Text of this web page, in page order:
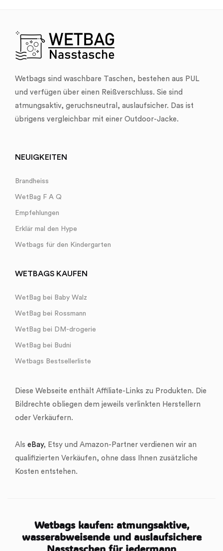
Wetbags sind waschbare Taschen, bestehen aus PUL
und verfügen über einen Reißverschluss. Sie sind
atmungsaktiv, geruchsneutral, auslaufsicher. Das ist
übrigens vergleichbar mit einer Outdoor-Jacke.
NEUIGKEITEN
Brandheiss
WetBag F A Q
Empfehlungen
Erklär mal den Hype
Wetbags für den Kindergarten
WETBAGS KAUFEN
WetBag bei Baby Walz
WetBag bei Rossmann
WetBag bei DM-drogerie
WetBag bei Budni
Wetbags Bestsellerliste
Diese Webseite enthält Affiliate-Links zu Produkten. Die
Bildrechte obliegen dem jeweils verlinkten Herstellern
oder Verkäufern.
Als eBay, Etsy und Amazon-Partner verdienen wir an
qualifizierten Verkäufen, ohne dass Ihnen zusätzliche
Kosten entstehen.
Wetbags kaufen: atmungsaktive,
wasserabweisende und auslaufsichere